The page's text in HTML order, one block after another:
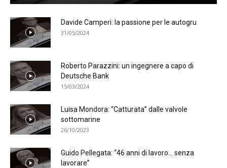
Davide Camperi: la passione per le autogru
31/05/2024
Roberto Parazzini: un ingegnere a capo di
Deutsche Bank
15/03/2024
Luisa Mondora: “Catturata” dalle valvole
sottomarine
26/10/2023
Guido Pellegata: “46 anni di lavoro… senza
lavorare”